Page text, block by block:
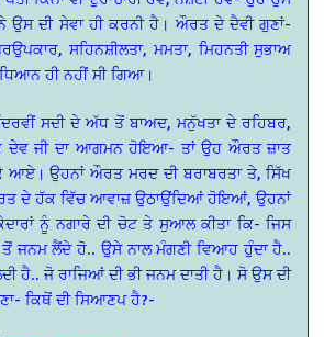
ਉਸ ਦੀ ਸੇਵਾ ਹੀ ਕਰਨੀ ਹੈ। ਔਰਤ ਦੇ ਦੈਵੀ ਗੁਣਾਂ-
ਸਹਿਨਸ਼ੀਲਤਾ, ਮਮਤਾ, ਮਿਹਨਤੀ ਸੁਭਾਅ
ਹੀ ਨਹੀਂ ਸੀ ਗਿਆ।
ਸਦੀ ਦੇ ਅੱਧ ਤੋਂ ਬਾਅਦ, ਮਨੁੱਖਤਾ ਦੇ ਰਹਿਬਰ,
ਦੇਵ ਜੀ ਦਾ ਆਗਮਨ ਹੋਇਆ- ਤਾਂ ਉਹ ਔਰਤ ਜ਼ਾਤ
ਉਹਨਾਂ ਔਰਤ ਮਰਦ ਦੀ ਬਰਾਬਰਤਾ ਤੇ, ਸਿੱਖ
ਦੇ ਹੱਕ ਵਿੱਚ ਆਵਾਜ਼ ਉਠਾਉਂਦਿਆਂ ਹੋਇਆਂ, ਉਹਨਾਂ
ਨੂੰ ਨਗਾਰੇ ਦੀ ਚੋਟ ਤੇ ਸੁਆਲ ਕੀਤਾ ਕਿ- ਜਿਸ
ਜਨਮ ਲੈਂਦੇ ਹੋ.. ਉਸੇ ਨਾਲ ਮੰਗਣੀ ਵਿਆਹ ਹੁੰਦਾ ਹੈ..
ਹੈ.. ਜੋ ਰਾਜਿਆਂ ਦੀ ਭੀ ਜਨਮ ਦਾਤੀ ਹੈ। ਸੋ ਉਸ ਦੀ
ਕਿਥੋਂ ਦੀ ਸਿਆਣਪ ਹੈ?-